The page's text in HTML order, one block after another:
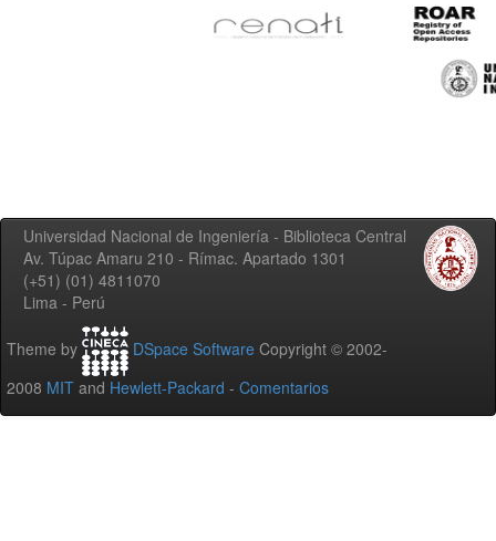
Universidad Nacional de Ingeniería - Biblioteca Central
Av. Túpac Amaru 210 - Rímac. Apartado 1301
(+51) (01) 4811070
Lima - Perú
Theme by DSpace Software Copyright © 2002-
2008 MIT and Hewlett-Packard - Comentarios